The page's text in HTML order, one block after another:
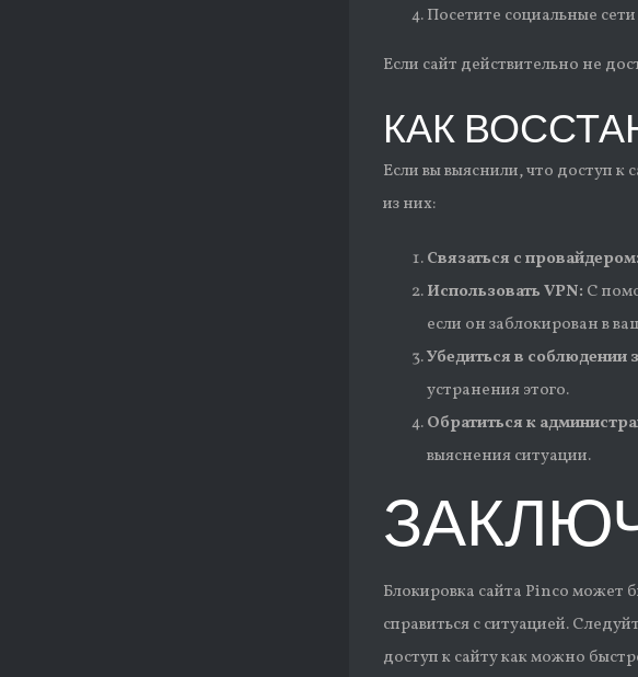
Посетите социальные
Если сайт действительно не
КАК
Если вы выяснили, что доступ к
из них:
Связаться с провайдером:
Использовать VPN: С
если он заблокирован в
Убедиться в соблюдении
устранения этого.
Обратиться к
выяснения ситуации.
Блокировка сайта Pinco может
справиться с ситуацией.
доступ к сайту как можно